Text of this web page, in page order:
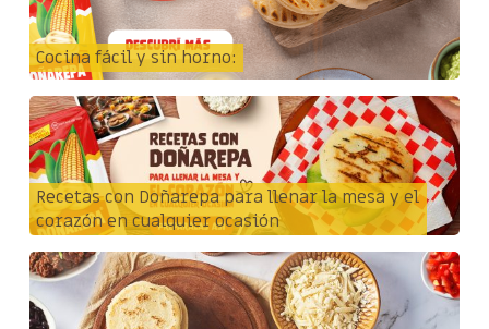
Cocina fácil y sin horno:
Recetas con Doñarepa para llenar la mesa y el
corazón en cualquier ocasión